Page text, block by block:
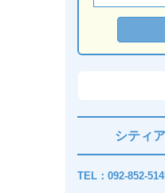
シティ
TEL：092-852-